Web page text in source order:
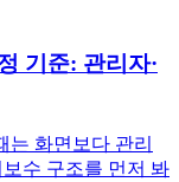
기준: 관리자·
는 화면보다 관리
수 구조를 먼저 봐